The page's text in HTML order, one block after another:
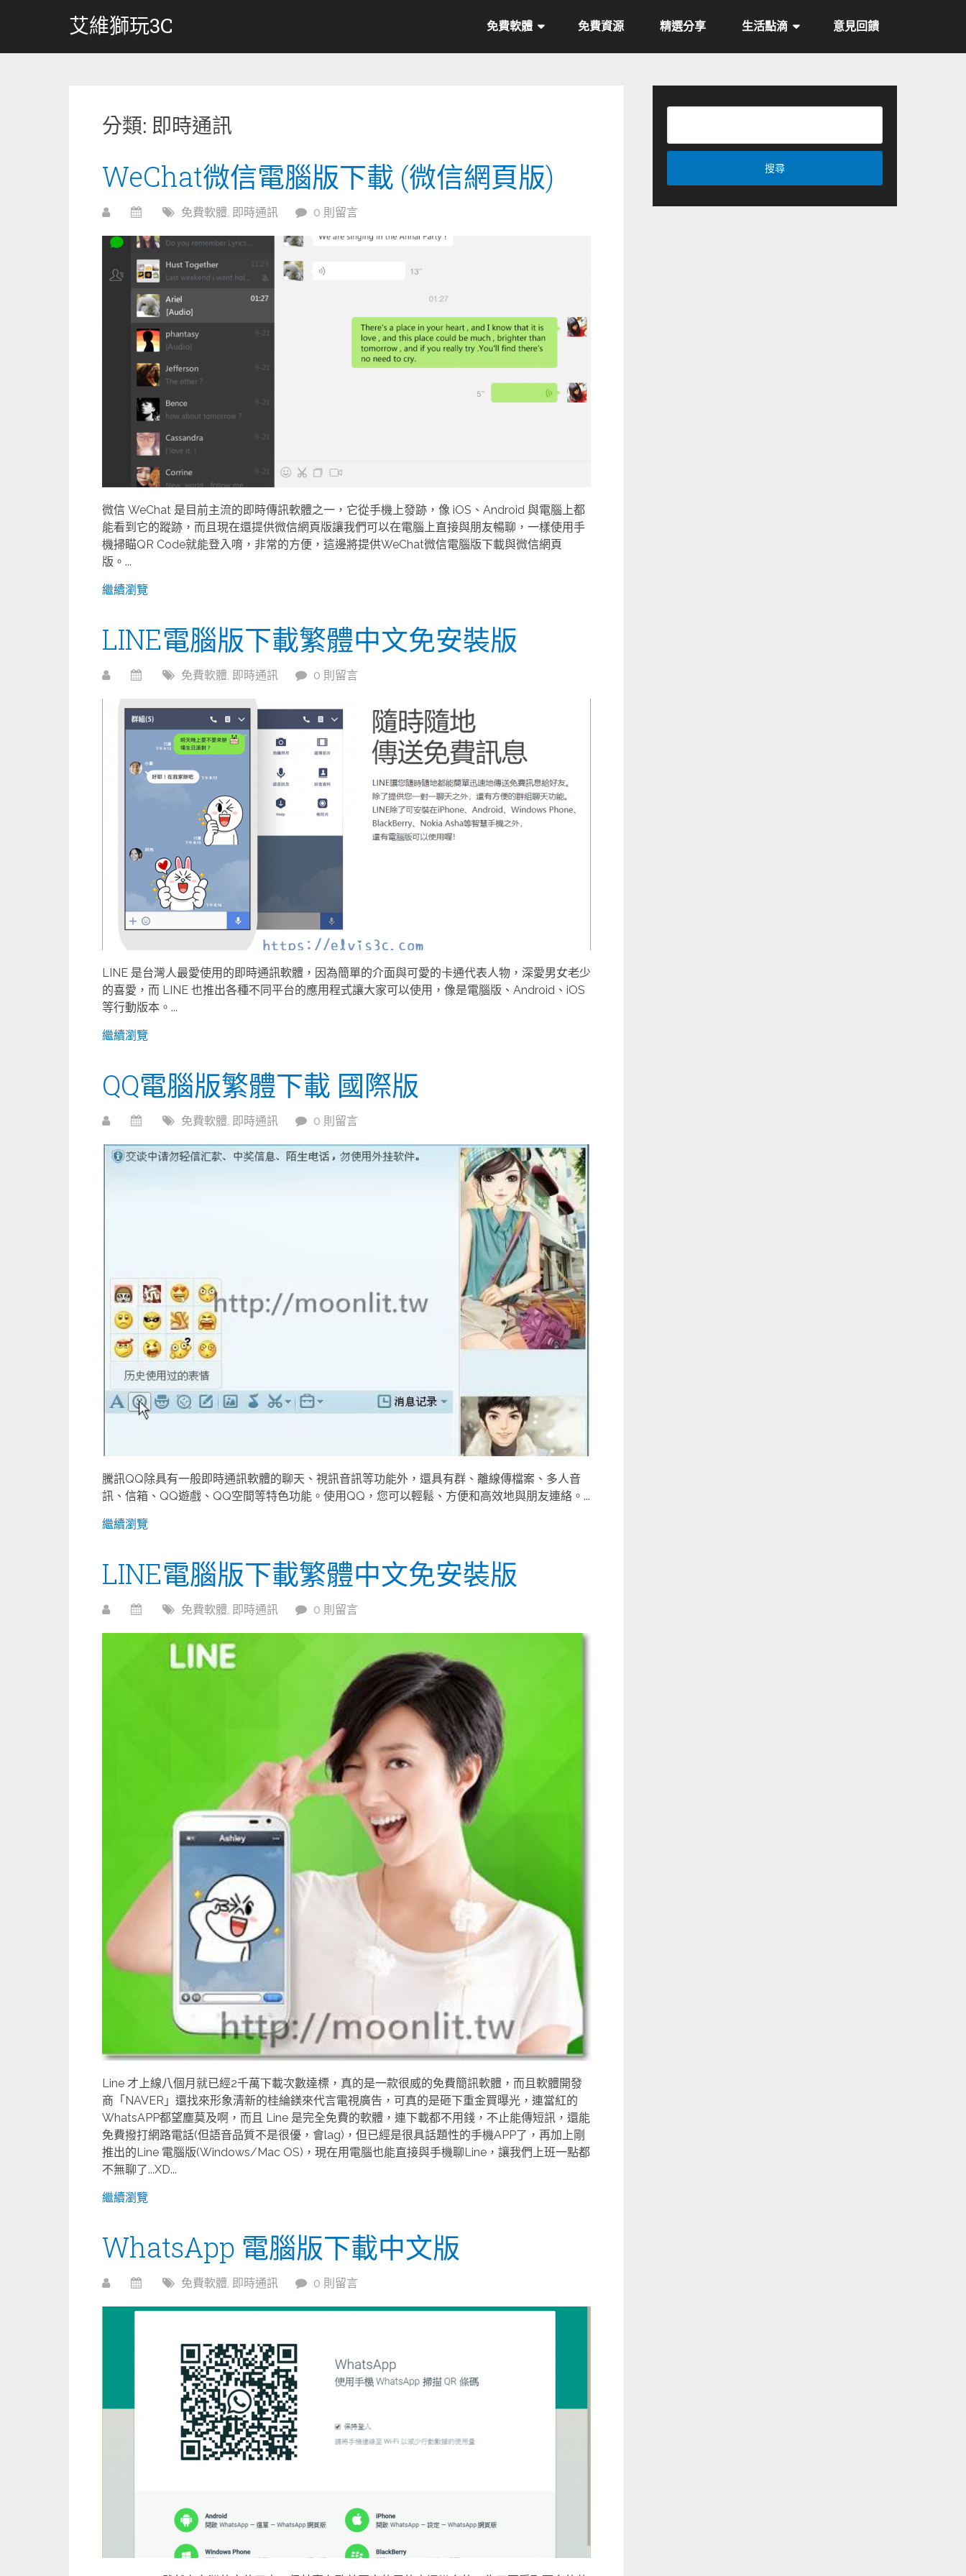
艾維獅玩3C 免費軟體 免費資源 精選分享 生活點滴 意見回饋
分類: 即時通訊
WeChat微信電腦版下載 (微信網頁版)
免費軟體, 即時通訊 0 則留言
微信 WeChat 是目前主流的即時傳訊軟體之一，它從手機上發跡，像 iOS、Android 與電腦上都
能看到它的蹤跡，而且現在還提供微信網頁版讓我們可以在電腦上直接與朋友暢聊，一樣使用手
機掃瞄QR Code就能登入唷，非常的方便，這邊將提供WeChat微信電腦版下載與微信網頁
版。...
繼續瀏覽
LINE電腦版下載繁體中文免安裝版
免費軟體, 即時通訊 0 則留言
LINE 是台灣人最愛使用的即時通訊軟體，因為簡單的介面與可愛的卡通代表人物，深愛男女老少
的喜愛，而 LINE 也推出各種不同平台的應用程式讓大家可以使用，像是電腦版、Android、iOS
等行動版本。...
繼續瀏覽
QQ電腦版繁體下載 國際版
免費軟體, 即時通訊 0 則留言
騰訊QQ除具有一般即時通訊軟體的聊天、視訊音訊等功能外，還具有群、離線傳檔案、多人音
訊、信箱、QQ遊戲、QQ空間等特色功能。使用QQ，您可以輕鬆、方便和高效地與朋友連絡。...
繼續瀏覽
LINE電腦版下載繁體中文免安裝版
免費軟體, 即時通訊 0 則留言
Line 才上線八個月就已經2千萬下載次數達標，真的是一款很威的免費簡訊軟體，而且軟體開發
商「NAVER」還找來形象清新的桂綸鎂來代言電視廣告，可真的是砸下重金買曝光，連當紅的
WhatsAPP都望塵莫及啊，而且 Line 是完全免費的軟體，連下載都不用錢，不止能傳短訊，還能
免費撥打網路電話(但語音品質不是很優，會lag)，但已經是很具話題性的手機APP了，再加上剛
推出的Line 電腦版(Windows/Mac OS)，現在用電腦也能直接與手機聊Line，讓我們上班一點都
不無聊了...XD...
繼續瀏覽
WhatsApp 電腦版下載中文版
免費軟體, 即時通訊 0 則留言